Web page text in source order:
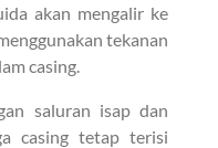
akan mengalir ke
tekanan
casing.
saluran isap dan
casing tetap terisi